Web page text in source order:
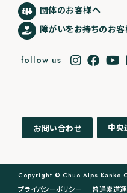
団体のお客様へ
障がいをお持ちのお
follow us
お問い合わせ 中央
Copyright © Chuo Alps Kanko
プライバシーポリシー 普通索道